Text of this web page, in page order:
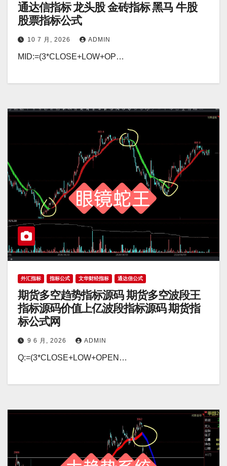
通达信指标 龙头股 金砖指标 黑马 牛股
股票指标公式
10 7 月, 2026 ADMIN
MID:=(3*CLOSE+LOW+OP…
外汇指标 指标公式 文华财经指标 通达信公式
期货多空趋势指标源码 期货多空波段王
指标源码价值上亿波段指标源码 期货指
标公式网
9 6 月, 2026 ADMIN
Q:=(3*CLOSE+LOW+OPEN…